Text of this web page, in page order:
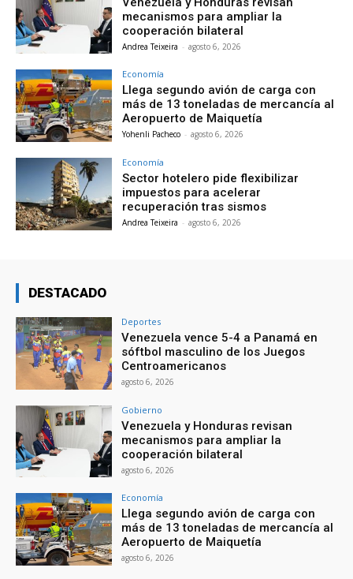
mecanismos para ampliar la
cooperación bilateral
Andrea Teixeira - agosto 6, 2026
Economía
Llega segundo avión de carga con
más de 13 toneladas de mercancía al
Aeropuerto de Maiquetía
Yohenli Pacheco - agosto 6, 2026
Economía
Sector hotelero pide flexibilizar
impuestos para acelerar
recuperación tras sismos
Andrea Teixeira - agosto 6, 2026
DESTACADO
Deportes
Venezuela vence 5-4 a Panamá en
sóftbol masculino de los Juegos
Centroamericanos
agosto 6, 2026
Gobierno
Venezuela y Honduras revisan
mecanismos para ampliar la
cooperación bilateral
agosto 6, 2026
Economía
Llega segundo avión de carga con
más de 13 toneladas de mercancía al
Aeropuerto de Maiquetía
agosto 6, 2026